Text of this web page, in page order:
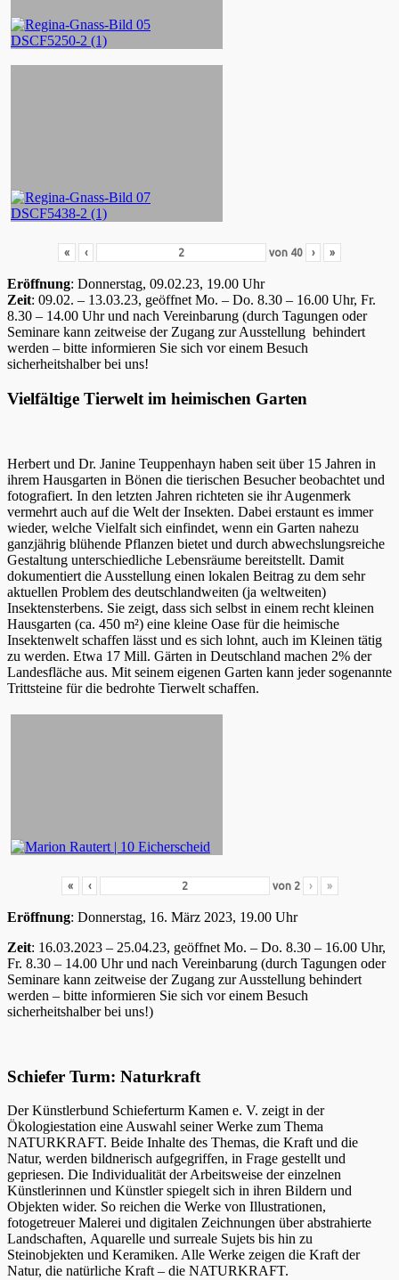
« ‹ von 40 › »
Eröffnung: Donnerstag, 09.02.23, 19.00 Uhr
Zeit: 09.02. – 13.03.23, geöffnet Mo. – Do. 8.30 – 16.00 Uhr, Fr.
8.30 – 14.00 Uhr und nach Vereinbarung (durch Tagungen oder
Seminare kann zeitweise der Zugang zur Ausstellung behindert
werden – bitte informieren Sie sich vor einem Besuch
sicherheitshalber bei uns!
Vielfältige Tierwelt im heimischen Garten
Herbert und Dr. Janine Teuppenhayn haben seit über 15 Jahren in
ihrem Hausgarten in Bönen die tierischen Besucher beobachtet und
fotografiert. In den letzten Jahren richteten sie ihr Augenmerk
vermehrt auch auf die Welt der Insekten. Dabei erstaunt es immer
wieder, welche Vielfalt sich einfindet, wenn ein Garten nahezu
ganzjährig blühende Pflanzen bietet und durch abwechslungsreiche
Gestaltung unterschiedliche Lebensräume bereitstellt. Damit
dokumentiert die Ausstellung einen lokalen Beitrag zu dem sehr
aktuellen Problem des deutschlandweiten (ja weltweiten)
Insektensterbens. Sie zeigt, dass sich selbst in einem recht kleinen
Hausgarten (ca. 450 m²) eine kleine Oase für die heimische
Insektenwelt schaffen lässt und es sich lohnt, auch im Kleinen tätig
zu werden. Etwa 17 Mill. Gärten in Deutschland machen 2% der
Landesfläche aus. Mit seinem eigenen Garten kann jeder sogenannte
Trittsteine für die bedrohte Tierwelt schaffen.
« ‹ von 2 › »
Eröffnung: Donnerstag, 16. März 2023, 19.00 Uhr
Zeit: 16.03.2023 – 25.04.23, geöffnet Mo. – Do. 8.30 – 16.00 Uhr,
Fr. 8.30 – 14.00 Uhr und nach Vereinbarung (durch Tagungen oder
Seminare kann zeitweise der Zugang zur Ausstellung behindert
werden – bitte informieren Sie sich vor einem Besuch
sicherheitshalber bei uns!)
Schiefer Turm: Naturkraft
Der Künstlerbund Schieferturm Kamen e. V. zeigt in der
Ökologiestation eine Auswahl seiner Werke zum Thema
NATURKRAFT. Beide Inhalte des Themas, die Kraft und die
Natur, werden bildnerisch aufgegriffen, in Frage gestellt und
gepriesen. Die Individualität der Arbeitsweise der einzelnen
Künstlerinnen und Künstler spiegelt sich in ihren Bildern und
Objekten wider. So reichen die Werke von Illustrationen,
fotogetreuer Malerei und digitalen Zeichnungen über abstrahierte
Landschaften, Aquarelle und surreale Sujets bis hin zu
Steinobjekten und Keramiken. Alle Werke zeigen die Kraft der
Natur, die natürliche Kraft – die NATURKRAFT.